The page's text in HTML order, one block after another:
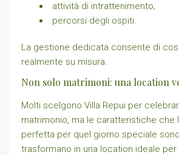
attività di intrattenimento;
percorsi degli ospiti.
La gestione dedicata consente di
realmente su misura.
Non solo matrimoni: una location
Molti scelgono Villa Repui per
matrimonio, ma le caratteristiche che
perfetta per quel giorno speciale
trasformano in una location ideale per